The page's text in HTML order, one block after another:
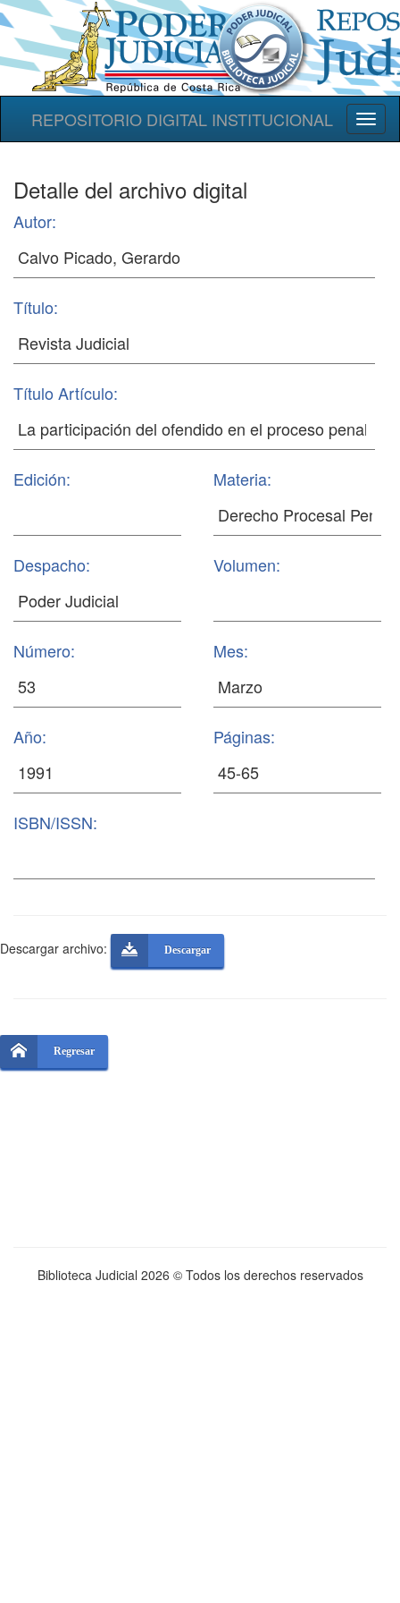
REPOSITORIO DIGITAL INSTITUCIONAL
Detalle del archivo digital
Autor:
Título:
Título Artículo:
Edición: Materia:
Despacho: Volumen:
Número: Mes:
Año: Páginas:
ISBN/ISSN:
Descargar archivo: Descargar
Regresar
Biblioteca Judicial 2026 © Todos los derechos reservados